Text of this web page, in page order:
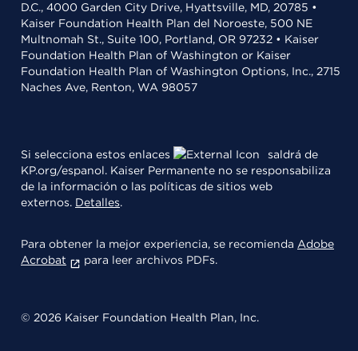
D.C., 4000 Garden City Drive, Hyattsville, MD, 20785 •
Kaiser Foundation Health Plan del Noroeste, 500 NE
Multnomah St., Suite 100, Portland, OR 97232 • Kaiser
Foundation Health Plan of Washington or Kaiser
Foundation Health Plan of Washington Options, Inc., 2715
Naches Ave, Renton, WA 98057
Si selecciona estos enlaces
saldrá de
KP.org/espanol. Kaiser Permanente no se responsabiliza
de la información o las políticas de sitios web
externos. Detalles.
Para obtener la mejor experiencia, se recomienda Adobe
Acrobat
para leer archivos PDFs.
© 2026 Kaiser Foundation Health Plan, Inc.